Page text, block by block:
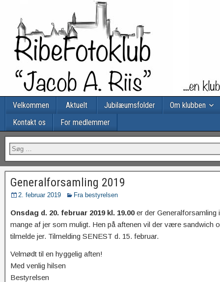
Velkommen Aktuelt Jubilæumsfolder
Om klubben
Kontakt os
For medlemmer
Generalforsamling 2019
2. februar 2019 Fra bestyrelsen
Onsdag d. 20. februar 2019 kl. 19.00er der Generalforsamling
mange af jer som muligt. Hen på aftenen vil der være sandwich
tilmelde jer. Tilmelding SENEST d. 15. februar.
Velmødt til en hyggelig aften!
Med venlig hilsen
Bestyrelsen